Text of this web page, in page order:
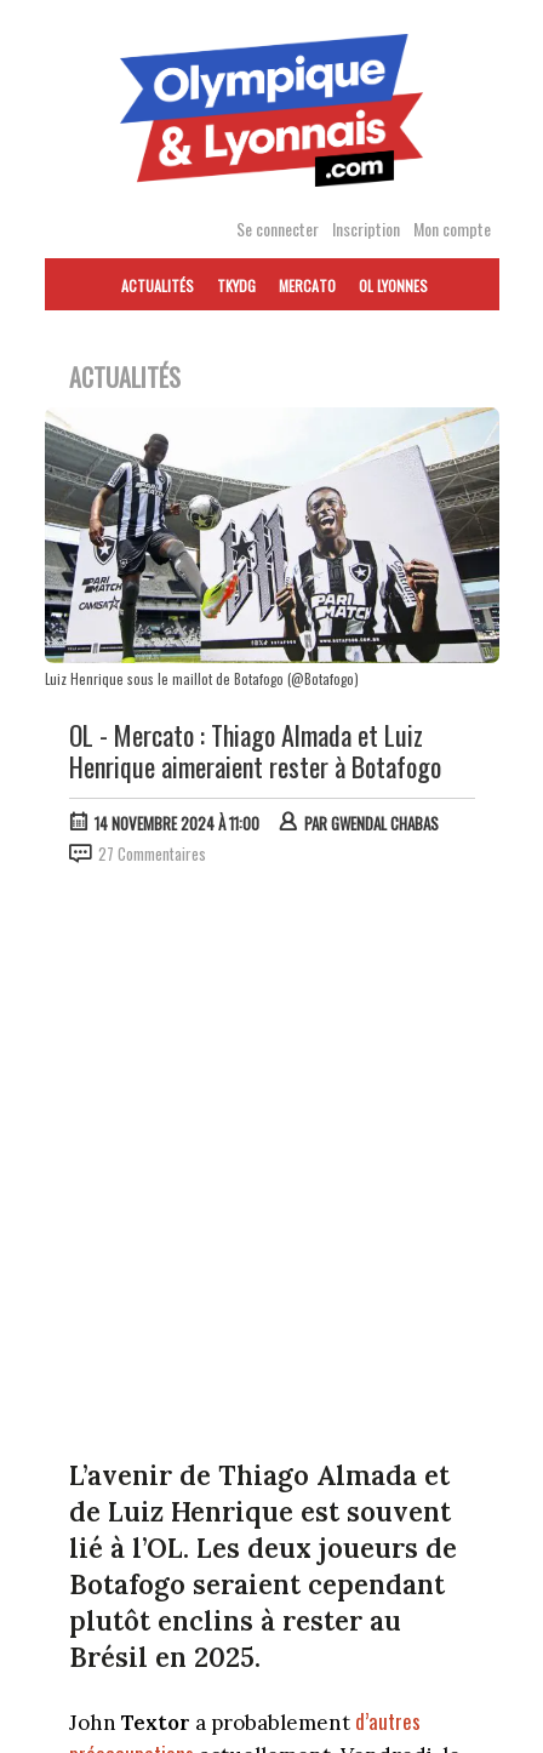
Se connecter Inscription Mon compte
ACTUALITÉS TKYDG MERCATO OL LYONNES
ACTUALITÉS
Luiz Henrique sous le maillot de Botafogo (@Botafogo)
OL - Mercato : Thiago Almada et Luiz
Henrique aimeraient rester à Botafogo
14 NOVEMBRE 2024 À 11:00 PARGWENDAL CHABAS
27 Commentaires
L’avenir de Thiago Almada et
de Luiz Henrique est souvent
lié à l’OL. Les deux joueurs de
Botafogo seraient cependant
plutôt enclins à rester au
Brésil en 2025.
John Textor a probablement d’autres